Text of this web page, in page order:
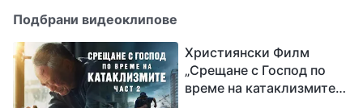
Подбрани видеоклипове
Християнски Филм
„Срещане с Господ по
време на катаклизмите“